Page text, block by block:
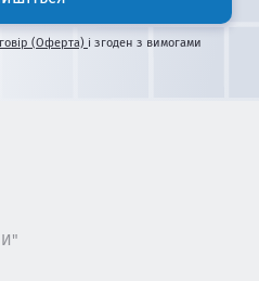
(Оферта) і згоден з вимогами